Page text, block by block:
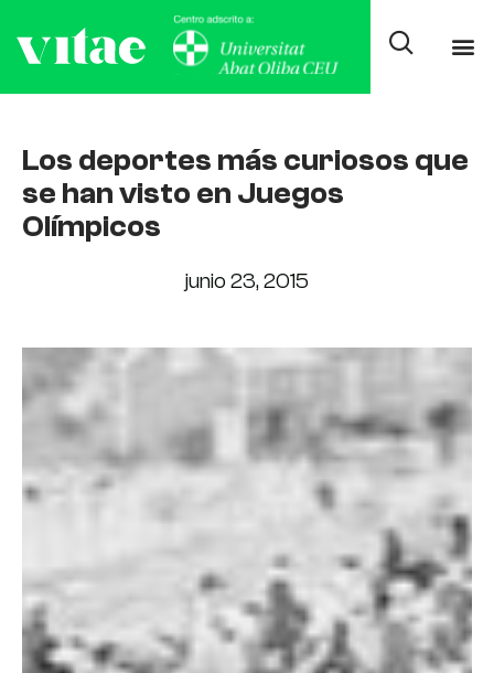
Los deportes más curiosos que
se han visto en Juegos
Olímpicos
junio 23, 2015